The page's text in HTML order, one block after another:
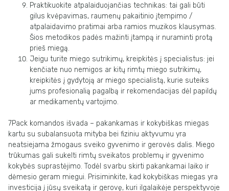
Praktikuokite atpalaiduojančias technikas: tai gali būti
gilus kvėpavimas, raumenų pakaitinio įtempimo /
atpalaidavimo pratimai arba ramios muzikos klausymas.
Šios metodikos padės mažinti įtampą ir nuraminti protą
prieš miegą.
Jeigu turite miego sutrikimų, kreipkitės į specialistus: jei
kenčiate nuo nemigos ar kitų rimtų miego sutrikimų,
kreipkitės į gydytoją ar miego specialistą, kurie suteiks
jums profesionalią pagalbą ir rekomendacijas dėl papildų
ar medikamentų vartojimo.
7Pack komandos išvada – pakankamas ir kokybiškas miegas
kartu su subalansuota mityba bei fiziniu aktyvumu yra
neatsiejama žmogaus sveiko gyvenimo ir gerovės dalis. Miego
trūkumas gali sukelti rimtų sveikatos problemų ir gyvenimo
kokybės suprastėjimo. Todėl svarbu skirti pakankamai laiko ir
dėmesio geram miegui. Prisiminkite, kad kokybiškas miegas yra
investicija į jūsų sveikatą ir gerovę, kuri ilgalaikėje perspektyvoje